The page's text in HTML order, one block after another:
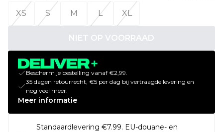
XS
S M L XL
NIET OP VOORRAAD
Bescherm je bestelling vanaf €2,99.
35 dagen retourrecht, €5 per dag bij vertraagde levering en
nog veel meer.
Meer informatie
Standaardlevering €7.99. EU-douane- en